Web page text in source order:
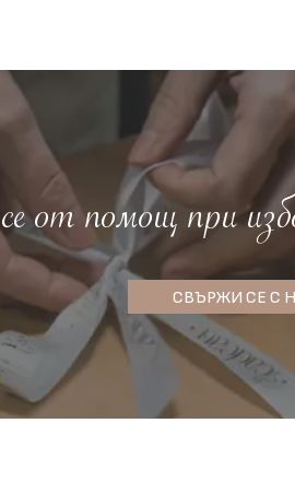
от помощ при
СВЪРЖИ СЕ С